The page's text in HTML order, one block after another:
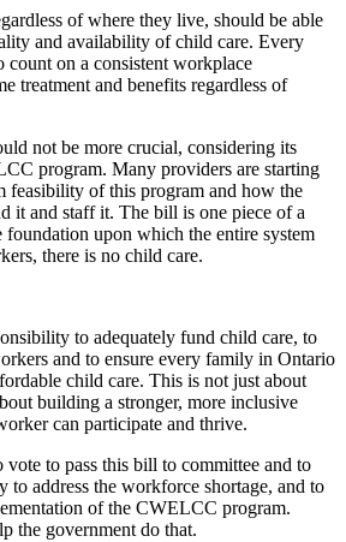
of where they live, should be able
and availability of child care. Every
count on a consistent workplace
treatment and benefits regardless of
not be more crucial, considering its
program. Many providers are starting
feasibility of this program and how the
it and staff it. The bill is one piece of a
foundation upon which the entire system
there is no child care.
to adequately fund child care, to
and to ensure every family in Ontario
child care. This is not just about
building a stronger, more inclusive
can participate and thrive.
vote to pass this bill to committee and to
to address the workforce shortage, and to
of the CWELCC program.
the government do that.